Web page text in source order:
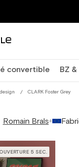
convertible BZ
CLARK Foster Grey
Romain Brals+
OUVERTURE 5 SEC.